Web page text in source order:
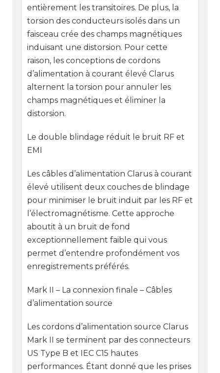
entièrement les transitoires. De plus, la
torsion des conducteurs isolés dans un
faisceau crée des champs magnétiques
induisant une distorsion. Pour cette
raison, les conceptions de cordons
d’alimentation à courant élevé Clarus
alternent la torsion pour annuler les
champs magnétiques et éliminer la
distorsion.
Le double blindage réduit le bruit RF et
EMI
Les câbles d’alimentation Clarus à courant
élevé utilisent deux couches de blindage
pour minimiser le bruit induit par les RF et
l’électromagnétisme. Cette approche
aboutit à un bruit de fond
exceptionnellement faible qui vous
permet d’entendre profondément vos
enregistrements préférés.
Mark II – La connexion finale – Câbles
d’alimentation source
Les cordons d’alimentation source Clarus
Mark II se terminent par des connecteurs
US Type B et IEC C15 hautes
performances. Étant donné que les prises